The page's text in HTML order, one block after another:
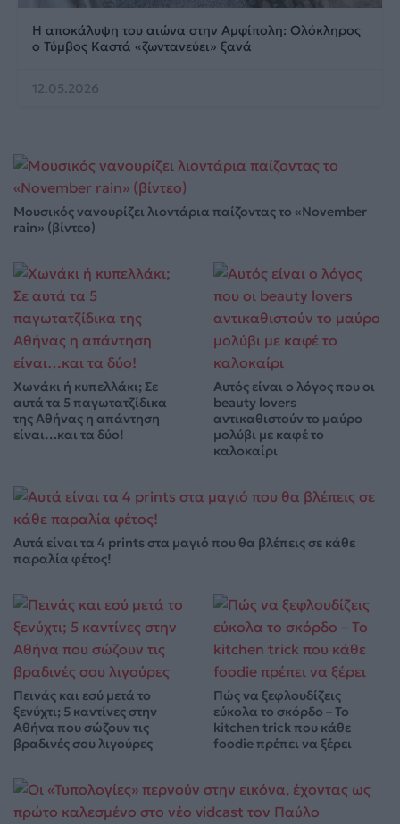
Η αποκάλυψη του αιώνα στην Αμφίπολη: Ολόκληρος
ο Τύμβος Καστά «ζωντανεύει» ξανά
12.05.2026
Μουσικός νανουρίζει λιοντάρια παίζοντας το «November
rain» (βίντεο)
Χωνάκι ή κυπελλάκι; Σε
αυτά τα 5 παγωτατζίδικα
της Αθήνας η απάντηση
είναι…και τα δύο!
Αυτός είναι ο λόγος που οι
beauty lovers
αντικαθιστούν το μαύρο
μολύβι με καφέ το
καλοκαίρι
Αυτά είναι τα 4 prints στα μαγιό που θα βλέπεις σε κάθε
παραλία φέτος!
Πεινάς και εσύ μετά το
ξενύχτι; 5 καντίνες στην
Αθήνα που σώζουν τις
βραδινές σου λιγούρες
Πώς να ξεφλουδίζεις
εύκολα το σκόρδο – Το
kitchen trick που κάθε
foodie πρέπει να ξέρει